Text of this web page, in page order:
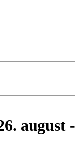
august -